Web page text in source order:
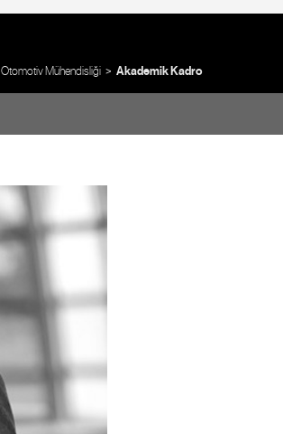
Otomotiv Mühendisliği Akademik Kadro